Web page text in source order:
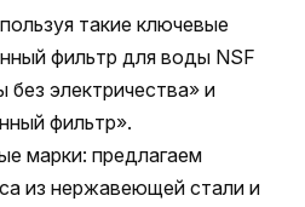
такие ключевые
фильтр для воды NSF
без электричества» и
фильтр».
марки: предлагаем
из нержавеющей стали и